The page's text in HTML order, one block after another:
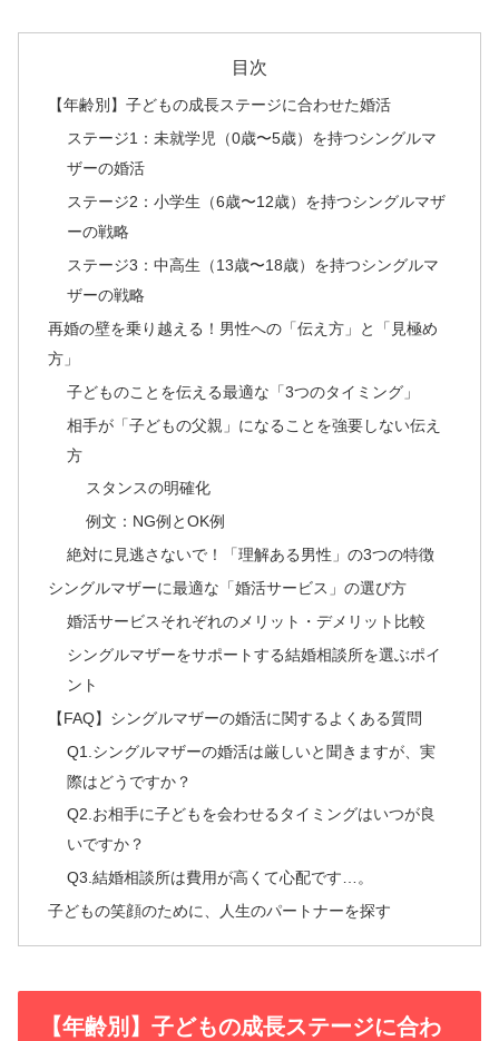
目次
【年齢別】子どもの成長ステージに合わせた婚活
ステージ1：未就学児（0歳〜5歳）を持つシングルマ
ザーの婚活
ステージ2：小学生（6歳〜12歳）を持つシングルマザ
ーの戦略
ステージ3：中高生（13歳〜18歳）を持つシングルマ
ザーの戦略
再婚の壁を乗り越える！男性への「伝え方」と「見極め
方」
子どものことを伝える最適な「3つのタイミング」
相手が「子どもの父親」になることを強要しない伝え
方
スタンスの明確化
例文：NG例とOK例
絶対に見逃さないで！「理解ある男性」の3つの特徴
シングルマザーに最適な「婚活サービス」の選び方
婚活サービスそれぞれのメリット・デメリット比較
シングルマザーをサポートする結婚相談所を選ぶポイ
ント
【FAQ】シングルマザーの婚活に関するよくある質問
Q1.シングルマザーの婚活は厳しいと聞きますが、実
際はどうですか？
Q2.お相手に子どもを会わせるタイミングはいつが良
いですか？
Q3.結婚相談所は費用が高くて心配です…。
子どもの笑顔のために、人生のパートナーを探す
【年齢別】子どもの成長ステージに合わ